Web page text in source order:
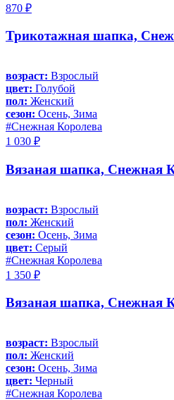
870 ₽
Трикотажная шапка,
возраст: Взрослый
цвет: Голубой
пол: Женский
сезон: Осень, Зима
#Снежная Королева
1 030 ₽
Вязаная шапка, Снежная
возраст: Взрослый
пол: Женский
сезон: Осень, Зима
цвет: Серый
#Снежная Королева
1 350 ₽
Вязаная шапка, Снежная
возраст: Взрослый
пол: Женский
сезон: Осень, Зима
цвет: Черный
#Снежная Королева